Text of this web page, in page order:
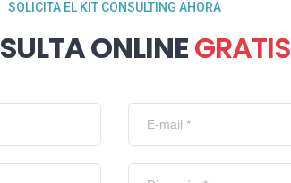
SOLICITA EL KIT CONSULTING AHORA
ONLINEGRATIS